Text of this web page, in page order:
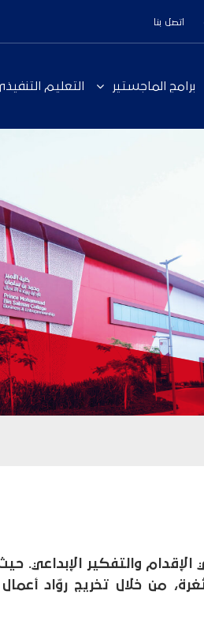
اتصل بنا
برامج الماجستير التعليم
والتفكير الإبداعي.
من خلال تخريج روّاد